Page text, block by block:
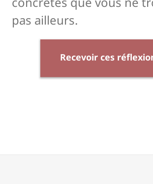
pas ailleurs.
Recevoir ces